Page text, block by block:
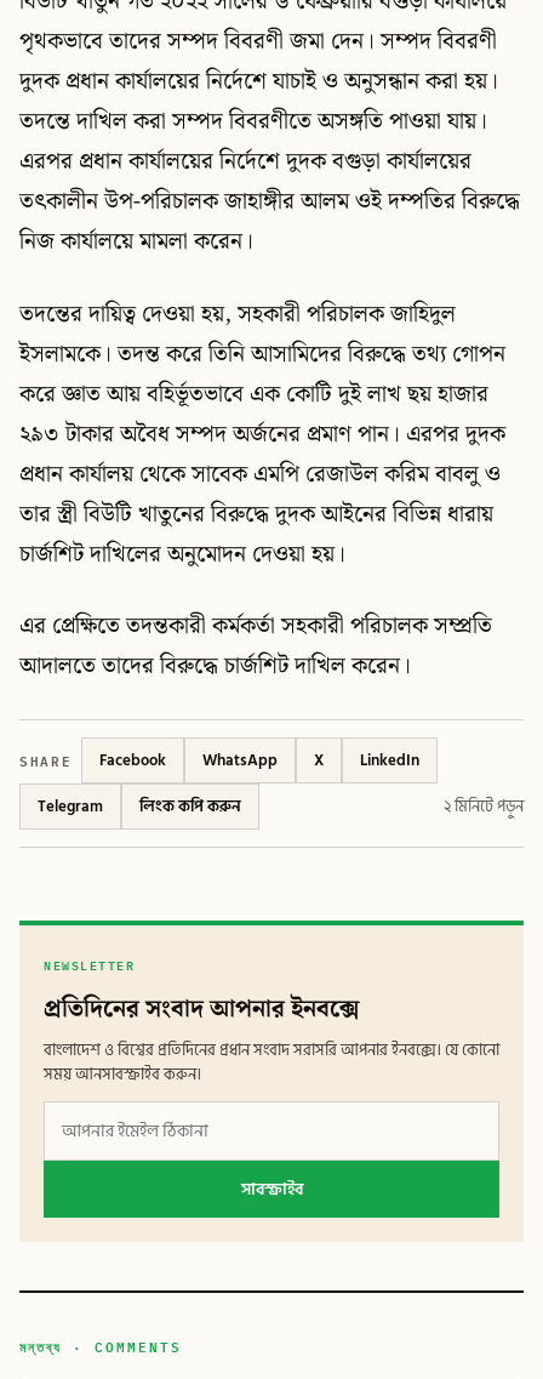
পৃথকভাবে তাদের সম্পদ বিবরণী জমা দেন। সম্পদ বিবরণী
দুদক প্রধান কার্যালয়ের নির্দেশে যাচাই ও অনুসন্ধান করা হয়।
তদন্তে দাখিল করা সম্পদ বিবরণীতে অসঙ্গতি পাওয়া যায়।
এরপর প্রধান কার্যালয়ের নির্দেশে দুদক বগুড়া কার্যালয়ের
তৎকালীন উপ-পরিচালক জাহাঙ্গীর আলম ওই দম্পতির বিরুদ্ধে
নিজ কার্যালয়ে মামলা করেন।
তদন্তের দায়িত্ব দেওয়া হয়, সহকারী পরিচালক জাহিদুল
ইসলামকে। তদন্ত করে তিনি আসামিদের বিরুদ্ধে তথ্য গোপন
করে জ্ঞাত আয় বহির্ভূতভাবে এক কোটি দুই লাখ ছয় হাজার
২৯৩ টাকার অবৈধ সম্পদ অর্জনের প্রমাণ পান। এরপর দুদক
প্রধান কার্যালয় থেকে সাবেক এমপি রেজাউল করিম বাবলু ও
তার স্ত্রী বিউটি খাতুনের বিরুদ্ধে দুদক আইনের বিভিন্ন ধারায়
চার্জশিট দাখিলের অনুমোদন দেওয়া হয়।
এর প্রেক্ষিতে তদন্তকারী কর্মকর্তা সহকারী পরিচালক সম্প্রতি
আদালতে তাদের বিরুদ্ধে চার্জশিট দাখিল করেন।
SHARE Facebook WhatsApp X
LinkedIn
Telegram
লিংক কপি করুন ২ মিনিটে পড়ুন
NEWSLETTER
প্রতিদিনের সংবাদ আপনার ইনবক্সে
বাংলাদেশ ও বিশ্বের প্রতিদিনের প্রধান সংবাদ সরাসরি আপনার ইনবক্সে। যে কোনো
সময় আনসাবস্ক্রাইব করুন।
সাবস্ক্রাইব
মন্তব্য · COMMENTS